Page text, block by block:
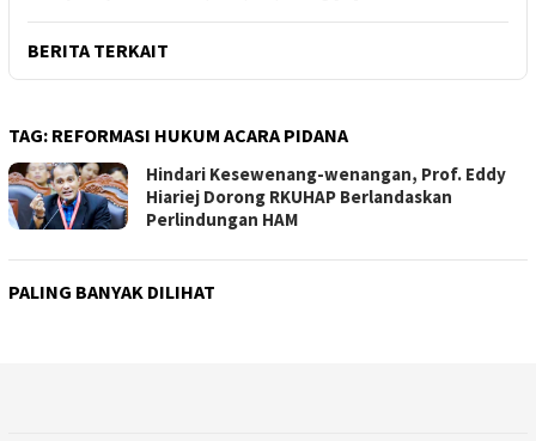
BERITA TERKAIT
TAG: REFORMASI HUKUM ACARA PIDANA
Hindari Kesewenang-wenangan, Prof. Eddy
Hiariej Dorong RKUHAP Berlandaskan
Perlindungan HAM
PALING BANYAK DILIHAT